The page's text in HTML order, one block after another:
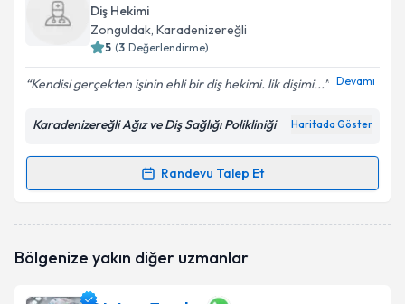
Diş Hekimi
Zonguldak, Karadenizereğli
5 (3 Değerlendirme)
Kendisi gerçekten işinin ehli bir diş hekimi. lik dişimi... Devamı
Karadenizereğli Ağız ve Diş Sağlığı Polikliniği Haritada Göster
Randevu Talep Et
Randevu Takvimi Talebi
oluşturun. Size bu uzmandan randevu almanız için bir
Bölgenize yakın diğer uzmanlar